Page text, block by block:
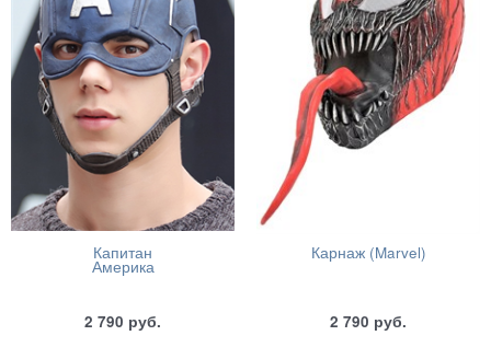
Капитан
Америка
2 790 руб.
Карнаж (Marvel)
2 790 руб.